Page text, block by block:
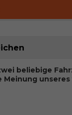
beliebige
Meinung